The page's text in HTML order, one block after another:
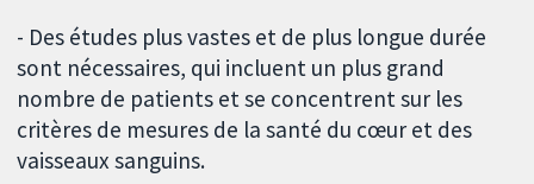
- Des études plus vastes et de plus longue durée
sont nécessaires, qui incluent un plus grand
nombre de patients et se concentrent sur les
critères de mesures de la santé du cœur et des
vaisseaux sanguins.